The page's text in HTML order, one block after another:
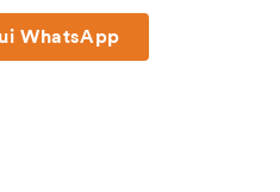
WhatsApp​